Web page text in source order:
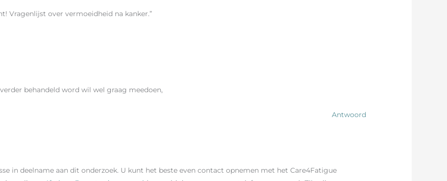
Vragenlijst over vermoeidheid na kanker.”
behandeld word wil wel graag meedoen,
Antwoord
in deelname aan dit onderzoek. U kunt het beste even contact opnemen met het Care4Fatigue